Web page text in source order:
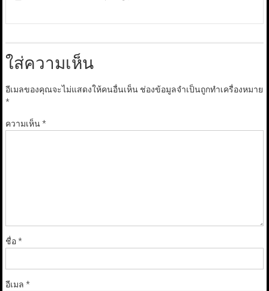
ใส่ความเห็น
อีเมลของคุณจะไม่แสดงให้คนอื่นเห็น ช่องข้อมูลจำเป็นถูกทำเครื่องหมาย
*
ความเห็น*
ชื่อ*
อีเมล *